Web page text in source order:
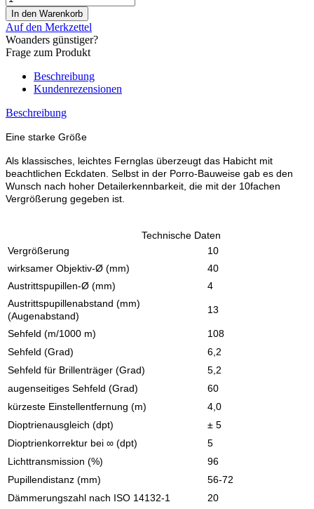
Auf den Merkzettel
Woanders günstiger?
Frage zum Produkt
Beschreibung
Kundenrezensionen
Beschreibung
Eine starke Größe
Als klassisches, leichtes Fernglas überzeugt das Habicht mit
beachtlichen Eckdaten. Selbst in der Porro-Bauweise gab es den
Wunsch nach hoher Detailerkennbarkeit, die mit der 10fachen
Vergrößerung gegeben ist.
Technische Daten
Vergrößerung
10
wirksamer Objektiv-Ø (mm)
40
Austrittspupillen-Ø (mm)
4
Austrittspupillenabstand (mm)
(Augenabstand)
13
Sehfeld (m/1000 m)
108
Sehfeld (Grad)
6,2
Sehfeld für Brillenträger (Grad)
5,2
augenseitiges Sehfeld (Grad)
60
kürzeste Einstellentfernung (m)
4,0
Dioptrienausgleich (dpt)
± 5
Dioptrienkorrektur bei ∞ (dpt)
5
Lichttransmission (%)
96
Pupillendistanz (mm)
56-72
Dämmerungszahl nach ISO 14132-1
20